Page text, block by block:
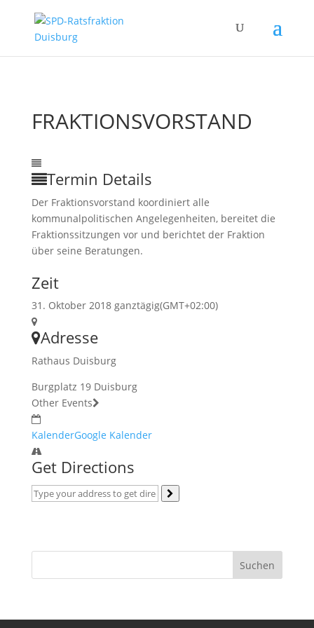
FRAKTIONSVORSTAND
Termin Details
Der Fraktionsvorstand koordiniert alle
kommunalpolitischen Angelegenheiten, bereitet die
Fraktionssitzungen vor und berichtet der Fraktion
über seine Beratungen.
Zeit
31. Oktober 2018 ganztägig(GMT+02:00)
Adresse
Rathaus Duisburg
Burgplatz 19 Duisburg
Other Events
KalenderGoogle Kalender
Get Directions